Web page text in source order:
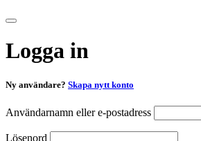
Logga in
Ny användare? Skapa nytt konto
Användarnamn eller e-postadress
Lösenord